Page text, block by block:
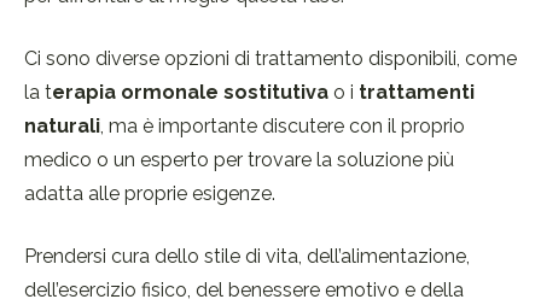
Ci sono diverse opzioni di trattamento disponibili, come
la terapia ormonale sostitutiva o i trattamenti
naturali, ma è importante discutere con il proprio
medico o un esperto per trovare la soluzione più
adatta alle proprie esigenze.
Prendersi cura dello stile di vita, dell’alimentazione,
dell’esercizio fisico, del benessere emotivo e della